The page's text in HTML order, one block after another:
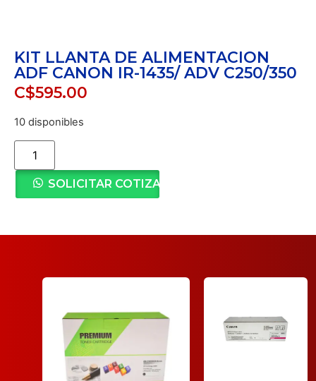
KIT LLANTA DE ALIMENTACION
ADF CANON IR-1435/ ADV C250/350
C$595.00
10 disponibles
SOLICITAR COTIZACIÓN